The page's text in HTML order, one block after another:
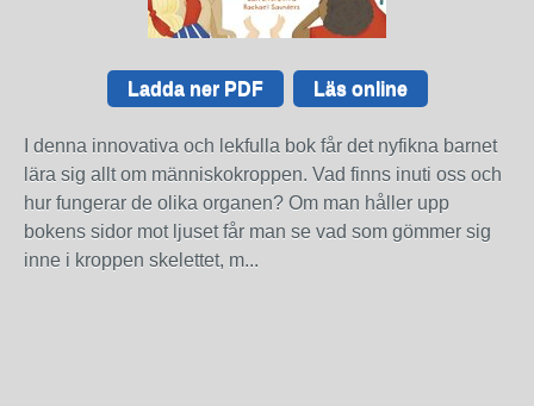
Ladda ner PDF Läs online
I denna innovativa och lekfulla bok får det nyfikna barnet
lära sig allt om människokroppen. Vad finns inuti oss och
hur fungerar de olika organen? Om man håller upp
bokens sidor mot ljuset får man se vad som gömmer sig
inne i kroppen skelettet, m...